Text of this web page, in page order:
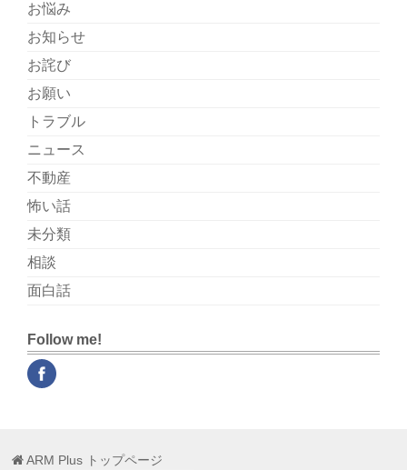
お悩み
お知らせ
お詫び
お願い
トラブル
ニュース
不動産
怖い話
未分類
相談
面白話
Follow me!
ARM Plus トップページ